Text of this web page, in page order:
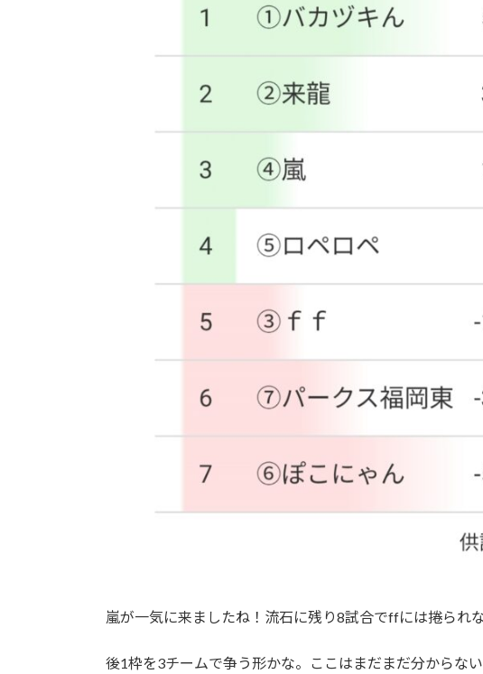
嵐が一気に来ましたね！流石に残り8試合でffには捲られ
後1枠を3チームで争う形かな。ここはまだまだ分からな